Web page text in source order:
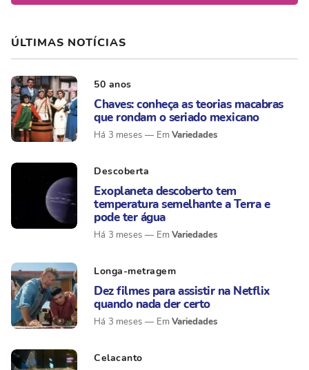
ÚLTIMAS NOTÍCIAS
50 anos
Chaves: conheça as teorias macabras
que rondam o seriado mexicano
Há 3 meses Variedades
Descoberta
Exoplaneta descoberto tem
temperatura semelhante a Terra e
pode ter água
Há 3 meses Variedades
Longa-metragem
Dez filmes para assistir na Netflix
quando nada der certo
Há 3 meses Variedades
Celacanto